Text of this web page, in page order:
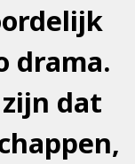
drama.
dat